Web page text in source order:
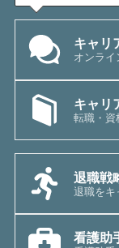
キャリ
オンライ
キャリ
転職・資
退職戦
退職をキ
看護助